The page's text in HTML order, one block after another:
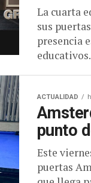
La cuarta
sus
presencia
ACTUALIDAD
punto
Este
puertas